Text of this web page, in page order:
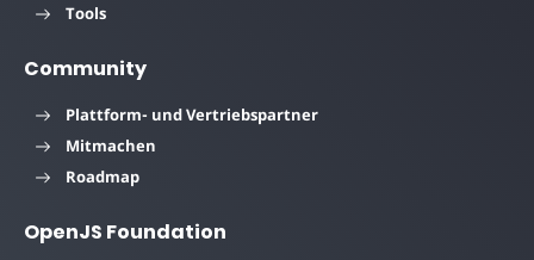
Tools
Community
Plattform- und Vertriebspartner
Mitmachen
Roadmap
OpenJS Foundation